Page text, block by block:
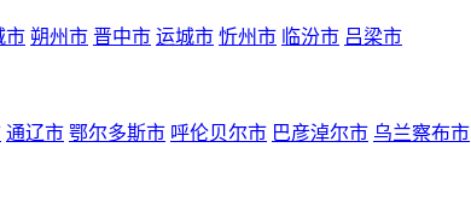
市 朔州市 晋中市 运城市 忻州市 临汾市 吕梁市
通辽市 鄂尔多斯市 呼伦贝尔市 巴彦淖尔市 乌兰察布市